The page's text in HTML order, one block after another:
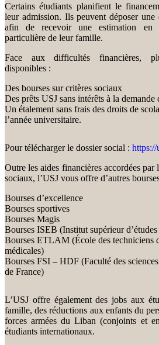
Certains étudiants planifient le
leur admission. Ils peuvent déposer une
afin de recevoir une estimation en
particulière de leur famille.
Face aux difficultés financières,
disponibles :
Des bourses sur critères sociaux
Des prêts USJ sans intérêts à la demande
Un étalement sans frais des droits de
l’année universitaire.
Pour télécharger le dossier social : https://
Outre les aides financières accordées par
sociaux, l’USJ vous offre d’autres
Bourses d’excellence
Bourses sportives
Bourses Magis
Bourses ISEB (Institut supérieur
Bourses ETLAM (École des techniciens
médicales)
Bourses FSI – HDF (Faculté des
de France)
L’USJ offre également des jobs aux
famille, des réductions aux enfants du
forces armées du Liban (conjoints et
étudiants internationaux.